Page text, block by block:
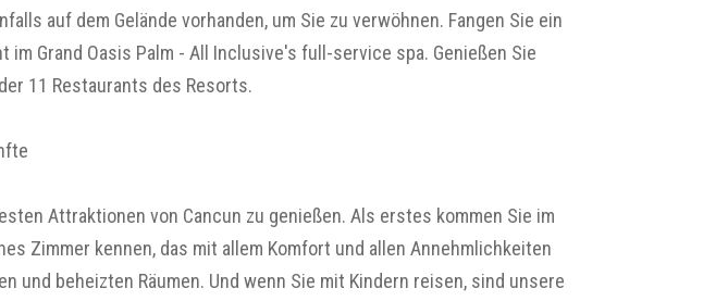
auf dem Gelände vorhanden, um Sie zu verwöhnen. Fangen Sie ein
Grand Oasis Palm - All Inclusive's full-service spa. Genießen Sie
11 Restaurants des Resorts.
Attraktionen von Cancun zu genießen. Als erstes kommen Sie im
Zimmer kennen, das mit allem Komfort und allen Annehmlichkeiten
beheizten Räumen. Und wenn Sie mit Kindern reisen, sind unsere